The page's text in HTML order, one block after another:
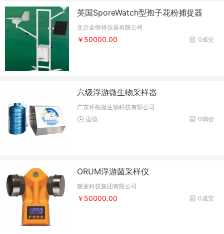
英国SporeWatch型孢子花粉捕捉器
北京金恒祥仪器有限公司
0成交
￥50000.00
六级浮游微生物采样器
广东环凯微生物科技有限公司
0询价
面议
ORUM浮游菌采样仪
磐麦科技集团有限公司
0成交
￥50000.00